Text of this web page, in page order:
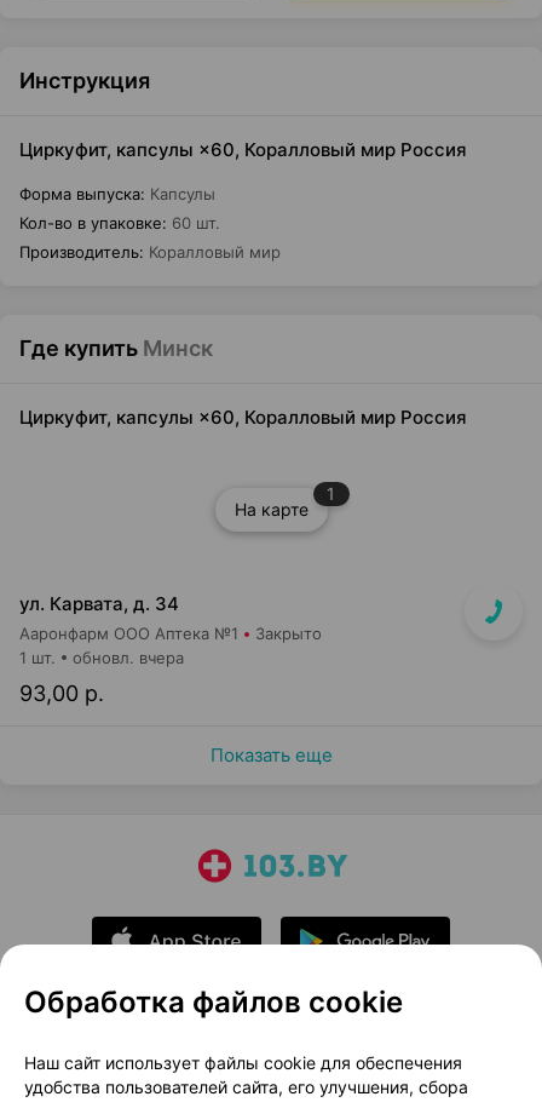
Инструкция
Циркуфит, капсулы ×60, Коралловый мир Россия
Форма выпуска: Капсулы
Кол-во в упаковке: 60 шт.
Производитель: Коралловый мир
Где купить Минск
Циркуфит, капсулы ×60, Коралловый мир Россия
На карте
1
ул. Карвата, д. 34
Ааронфарм ООО Аптека №1 Закрыто
93,00 р.
1 шт. обновл. вчера
Показать еще
О проекте
Новости проекта
Размещение рекламы
Медицинский маркетинг
Обработка файлов cookie
Наш сайт использует файлы cookie для обеспечения
удобства пользователей сайта, его улучшения, сбора